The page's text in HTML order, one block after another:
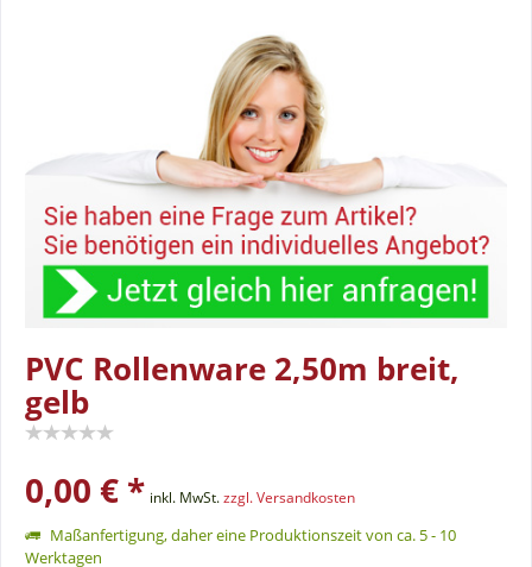
PVC Rollenware 2,50m breit,
gelb
0,00 € * inkl. MwSt.zzgl. Versandkosten
Maßanfertigung, daher eine Produktionszeit von ca. 5 - 10
Werktagen